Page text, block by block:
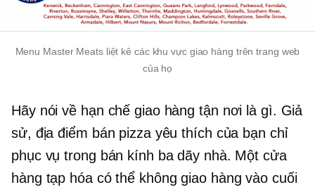
Menu Master Meats liệt kê các khu vực giao hàng trên trang web
của họ
Hãy nói về hạn chế giao hàng tận nơi là gì. Giả
sử, địa điểm bán pizza yêu thích của bạn chỉ
phục vụ trong bán kính ba dãy nhà. Một cửa
hàng tạp hóa có thể không giao hàng vào cuối